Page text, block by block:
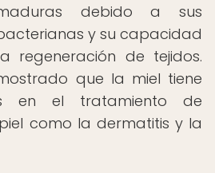
debido a sus
y su capacidad
regeneración de tejidos.
que la miel tiene
en el tratamiento de
como la dermatitis y la